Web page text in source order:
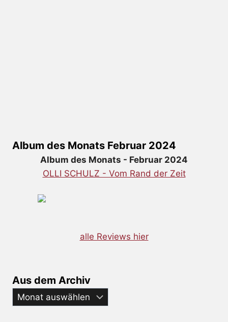
Album des Monats Februar 2024
Album des Monats - Februar 2024
OLLI SCHULZ - Vom Rand der Zeit
alle Reviews hier
Aus dem Archiv
Aus
dem